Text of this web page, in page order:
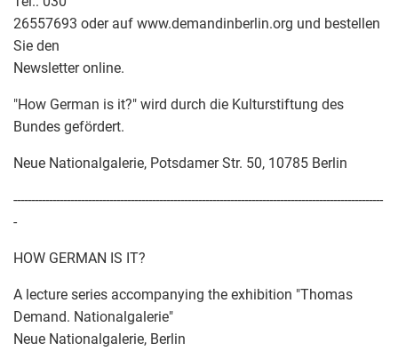
26557693 oder auf www.demandinberlin.org und bestellen
Sie den
Newsletter online.
"How German is it?" wird durch die Kulturstiftung des
Bundes gefördert.
Neue Nationalgalerie, Potsdamer Str. 50, 10785 Berlin
--------------------------------------------------------------------------------------------------------
-
HOW GERMAN IS IT?
A lecture series accompanying the exhibition "Thomas
Demand. Nationalgalerie"
Neue Nationalgalerie, Berlin